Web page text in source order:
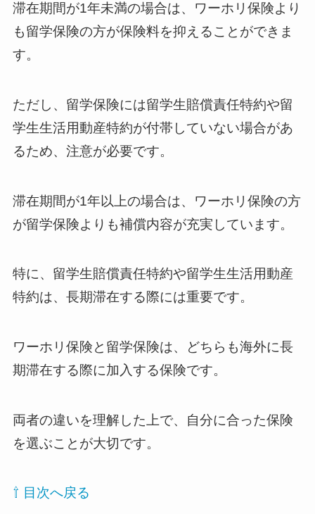
滞在期間が1年未満の場合は、ワーホリ保険より
も留学保険の方が保険料を抑えることができま
す。
ただし、留学保険には留学生賠償責任特約や留
学生生活用動産特約が付帯していない場合があ
るため、注意が必要です。
滞在期間が1年以上の場合は、ワーホリ保険の方
が留学保険よりも補償内容が充実しています。
特に、留学生賠償責任特約や留学生生活用動産
特約は、長期滞在する際には重要です。
ワーホリ保険と留学保険は、どちらも海外に長
期滞在する際に加入する保険です。
両者の違いを理解した上で、自分に合った保険
を選ぶことが大切です。
⇧ 目次へ戻る